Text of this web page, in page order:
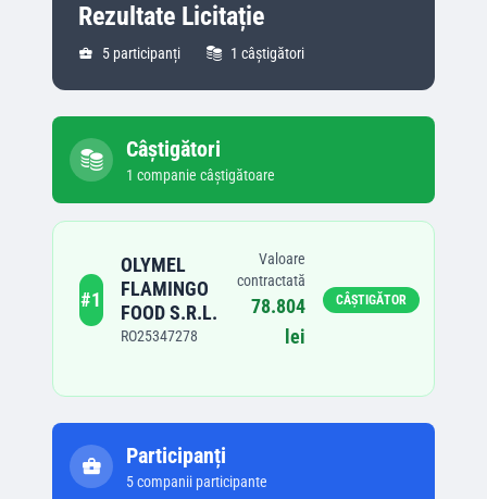
Rezultate Licitație
5 participanți 1 câștigători
Câștigători
1 companie câștigătoare
#1
OLYMEL
FLAMINGO
FOOD S.R.L.
RO25347278
Valoare
contractată
78.804
lei
CÂȘTIGĂTOR
Participanți
5companii participante